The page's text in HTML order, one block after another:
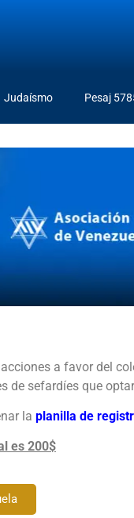
Judaísmo Pesaj
a favor del
de sefardíes que
la planilla de
es 200$